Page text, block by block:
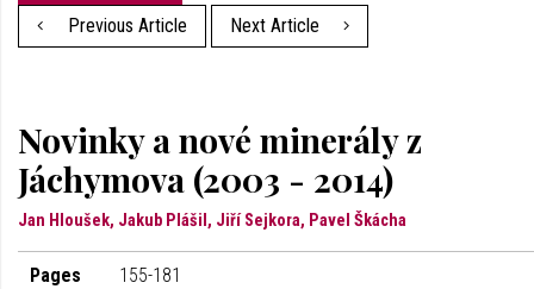
Previous Article
Next Article
Novinky a nové minerály z
Jáchymova (2003 - 2014)
Jan Hloušek, Jakub Plášil, Jiří Sejkora, Pavel Škácha
Pages 155-181